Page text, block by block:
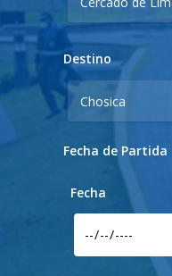
Destino
Fecha de Partida
Fecha